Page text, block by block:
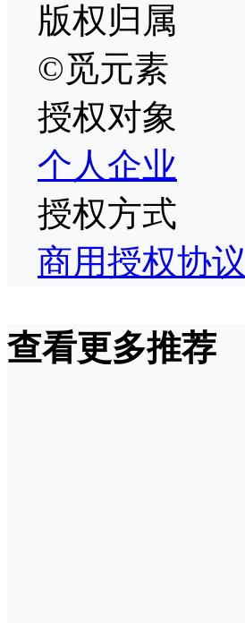
版权归属
©觅元素
授权对象
个人企业
授权方式
商用授权协议
查看更多推荐